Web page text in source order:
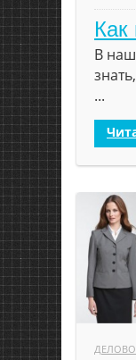
Как
В
...